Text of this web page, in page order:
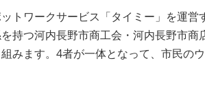
トワークサービス「タイミー」を運営
持つ河内長野市商工会・河内長野市商
みます。4者が一体となって、市民の